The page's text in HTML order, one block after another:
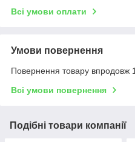
Всі умови оплати
Умови повернення
Повернення товару впродовж
Всі умови повернення
Подібні товари компанії